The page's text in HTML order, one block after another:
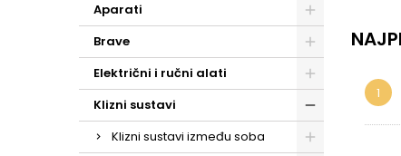
Aparati
Brave
Električni i ručni alati
Klizni sustavi
Klizni sustavi između soba
1